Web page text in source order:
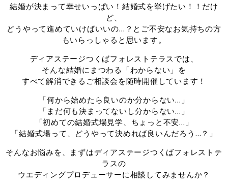
結婚が決まって幸せいっぱい！結婚式を挙げたい！！だけ
ど、
どうやって進めていけばいいの…？とご不安なお気持ちの方
もいらっしゃると思います。
ディアステージつくばフォレストテラスでは、
そんな結婚にまつわる「わからない」を
すべて解消できるご相談会を随時開催しています！
「何から始めたら良いのか分からない…」
「まだ何も決まってないし分からない…」
「初めての結婚式場見学、ちょっと不安…」
「結婚式場って、どうやって決めれば良いんだろう…？」
そんなお悩みを、まずはディアステージつくばフォレストテ
ラスの
ウエディングプロデューサーに相談してみませんか？